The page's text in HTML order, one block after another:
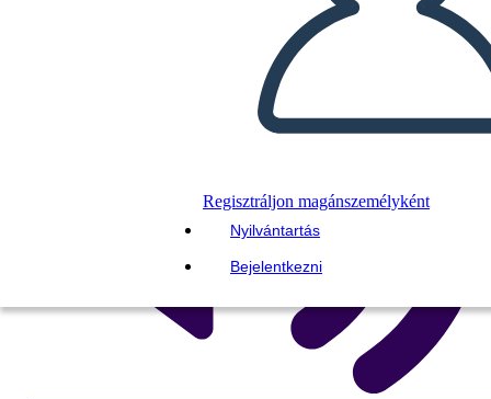
Regisztráljon magánszemélyként
Nyilvántartás
Bejelentkezni